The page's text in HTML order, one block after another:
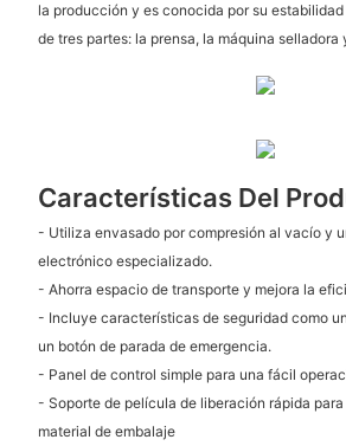
la producción y es conocida por su
de tres partes: la prensa, la máquina selladora
Características Del
- Utiliza envasado por compresión al vacío y
electrónico especializado.
- Ahorra espacio de transporte y mejora la
- Incluye características de seguridad como
un botón de parada de emergencia.
- Panel de control simple para una fácil
- Soporte de película de liberación rápida
material de embalaje